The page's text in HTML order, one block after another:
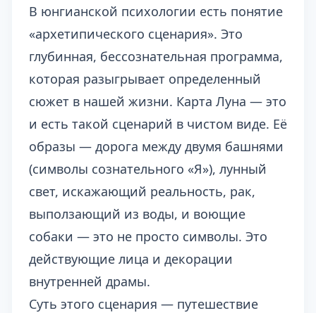
В юнгианской психологии есть понятие
«архетипического сценария». Это
глубинная, бессознательная программа,
которая разыгрывает определенный
сюжет в нашей жизни. Карта Луна — это
и есть такой сценарий в чистом виде. Её
образы — дорога между двумя башнями
(символы сознательного «Я»), лунный
свет, искажающий реальность, рак,
выползающий из воды, и воющие
собаки — это не просто символы. Это
действующие лица и декорации
внутренней драмы.
Суть этого сценария — путешествие